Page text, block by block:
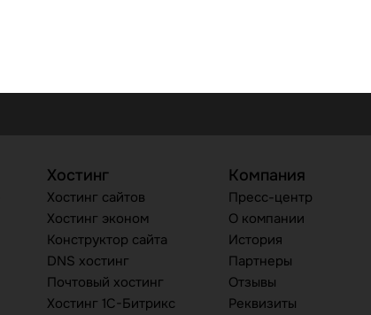
Хостинг
Хостинг сайтов
Хостинг эконом
Конструктор сайта
DNS хостинг
Почтовый хостинг
Хостинг 1С-Битрикс
Компания
Пресс-центр
О компании
История
Партнеры
Отзывы
Реквизиты